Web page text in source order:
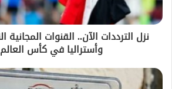
نزل الترددات الآن.. القنوات المجانية
وأستراليا في كأس العالم 2026